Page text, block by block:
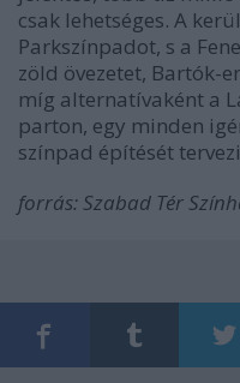
csak lehetséges. A
Parkszínpadot, s a
zöld övezetet, Bartók-
míg alternatívaként a
parton, egy minden
színpad építését
forrás: Szabad Tér